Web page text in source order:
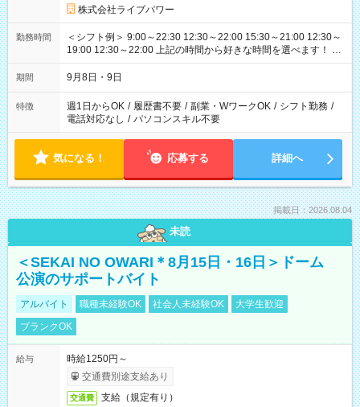
株式会社ライブパワー
勤務時間
＜シフト例＞ 9:00～22:30 12:30～22:00 15:30～21:00 12:30～
19:00 12:30～22:00 上記の時間から好きな時間を選べます！ ※
時間は変更となる可能性があります
期間 9月8日・9日
特徴 週1日からOK / 履歴書不要 / 副業・WワークOK / シフト勤務 /
電話対応なし / パソコンスキル不要
気になる！ 応募する 詳細へ
掲載日：2026.08.04
未読
＜SEKAI NO OWARI＊8月15日・16日＞ドーム
公演のサポートバイト
アルバイト 職種未経験OK 社会人未経験OK
大学生歓迎
ブランクOK
給与
時給1250円～
交通費別途支給あり
交通費 支給（規定有り）